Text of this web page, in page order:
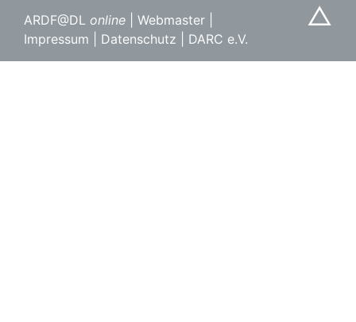
△
ARDF@DL online Webmaster
Impressum
Datenschutz DARC e.V.